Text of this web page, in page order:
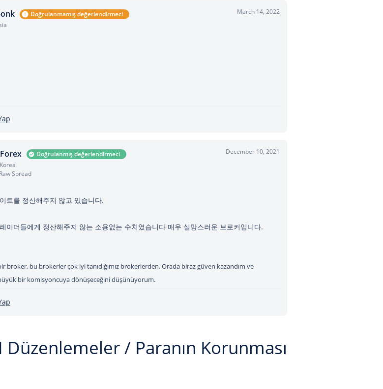
Doğrulanmamış değerlendirmeci
March 14, 2022
Doğrulanmış değerlendirmeci
Spread
December 10, 2021
트를 정산해주지 않고 있습니다.
이더들에게 정산해주지 않는 소용없는 수치였습니다 매우 실망스러운 브로커입니다.
broker, bu brokerler çok iyi tanıdığımız brokerlerden. Orada biraz güven kazandım ve
bir komisyoncuya dönüşeceğini düşünüyorum.
Düzenlemeler / Paranın Korunması